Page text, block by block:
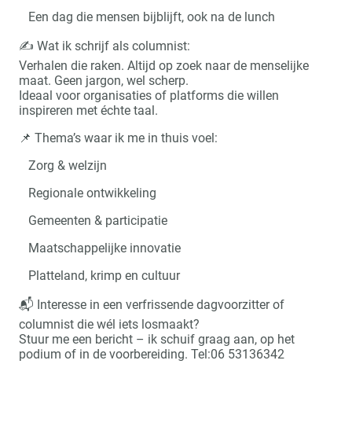
Een dag die mensen bijblijft, ook na de lunch
✍️ Wat ik schrijf als columnist:
Verhalen die raken. Altijd op zoek naar de menselijke
maat. Geen jargon, wel scherp.
Ideaal voor organisaties of platforms die willen
inspireren met échte taal.
📌 Thema’s waar ik me in thuis voel:
Zorg & welzijn
Regionale ontwikkeling
Gemeenten & participatie
Maatschappelijke innovatie
Platteland, krimp en cultuur
📬 Interesse in een verfrissende dagvoorzitter of
columnist die wél iets losmaakt?
Stuur me een bericht – ik schuif graag aan, op het
podium of in de voorbereiding. Tel:06 53136342